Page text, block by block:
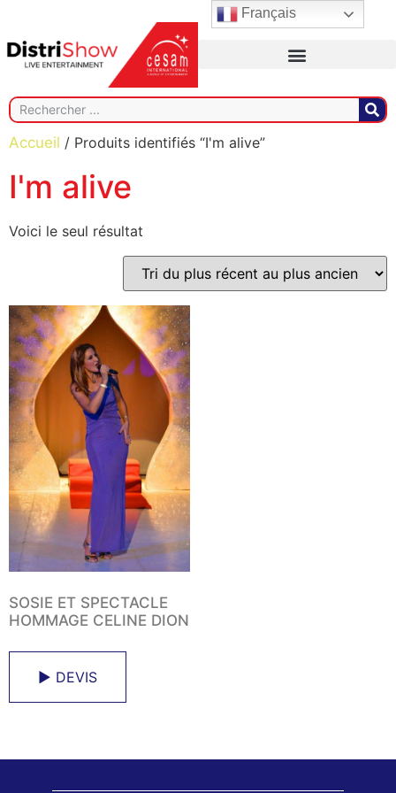
Accueil / Produits identifiés “I'm alive”
I'm alive
Voici le seul résultat
SOSIE ET SPECTACLE
HOMMAGE CELINE DION
► DEVIS
Français